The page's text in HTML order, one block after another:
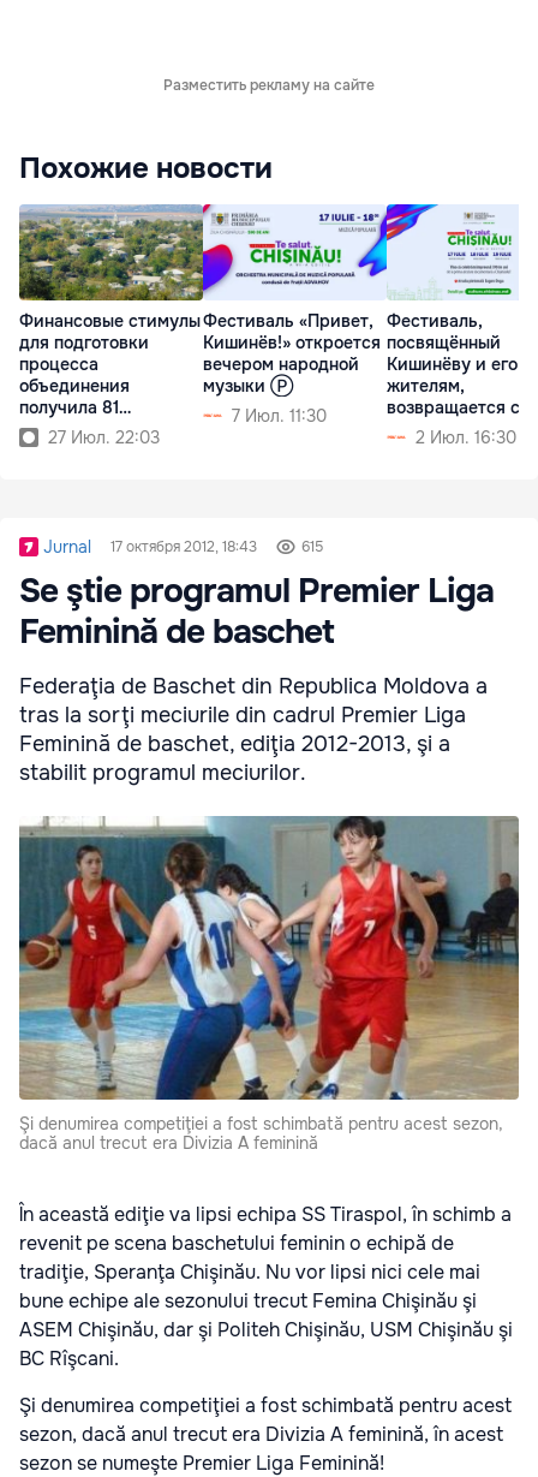
Разместить рекламу на сайте
Похожие новости
Финансовые стимулы
для подготовки
процесса
объединения
получила 81
примэрия
27 Июл. 22:03
Фестиваль «Привет,
Кишинёв!» откроется
вечером народной
музыки Ⓟ
7 Июл. 11:30
Фестиваль,
посвящённый
Кишинёву и его
жителям,
возвращается с
новой
2 Июл. 16:30
Jurnal 17 октября 2012, 18:43 615
Se ştie programul Premier Liga
Feminină de baschet
Federaţia de Baschet din Republica Moldova a
tras la sorţi meciurile din cadrul Premier Liga
Feminină de baschet, ediţia 2012-2013, şi a
stabilit programul meciurilor.
Şi denumirea competiţiei a fost schimbată pentru acest sezon,
dacă anul trecut era Divizia A feminină
În această ediţie va lipsi echipa SS Tiraspol, în schimb a
revenit pe scena baschetului feminin o echipă de
tradiţie, Speranţa Chişinău. Nu vor lipsi nici cele mai
bune echipe ale sezonului trecut Femina Chişinău şi
ASEM Chişinău, dar şi Politeh Chişinău, USM Chişinău şi
BC Rîşcani.
Şi denumirea competiţiei a fost schimbată pentru acest
sezon, dacă anul trecut era Divizia A feminină, în acest
sezon se numeşte Premier Liga Feminină!